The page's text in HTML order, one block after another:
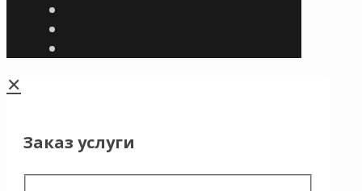
✕
Заказ услуги